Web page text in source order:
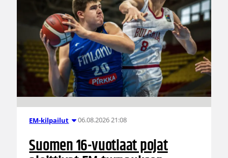
EM-kilpailut 06.08.2026 21:08
Suomen 16-vuotiaat pojat